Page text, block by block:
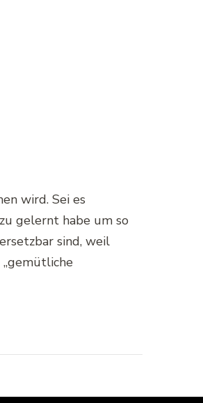
wird. Sei es
gelernt habe um so
sind, weil